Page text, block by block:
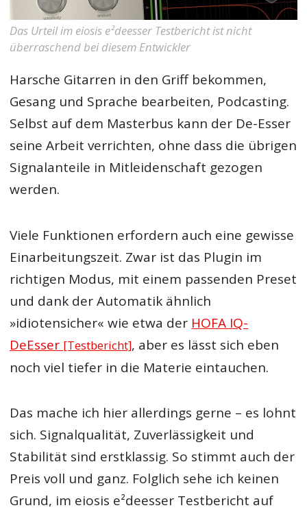
Das Urteil im eiosis e²deesser Testbericht ist nicht
überraschend bei diesem Entwickler
Harsche Gitarren in den Griff bekommen,
Gesang und Sprache bearbeiten, Podcasting.
Selbst auf dem Masterbus kann der De-Esser
seine Arbeit verrichten, ohne dass die übrigen
Signalanteile in Mitleidenschaft gezogen
werden.
Viele Funktionen erfordern auch eine gewisse
Einarbeitungszeit. Zwar ist das Plugin im
richtigen Modus, mit einem passenden Preset
und dank der Automatik ähnlich
»idiotensicher« wie etwa der HOFA IQ-
DeEsser [Testbericht], aber es lässt sich eben
noch viel tiefer in die Materie eintauchen.
Das mache ich hier allerdings gerne – es lohnt
sich. Signalqualität, Zuverlässigkeit und
Stabilität sind erstklassig. So stimmt auch der
Preis voll und ganz. Folglich sehe ich keinen
Grund, im eiosis e²deesser Testbericht auf